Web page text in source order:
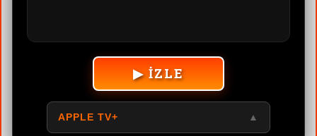
▶ İZLE
APPLE TV+ ▲